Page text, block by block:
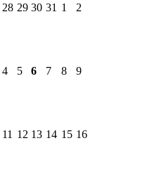
28 29 30 31 1 2
4 5 6 7 8 9
11 12 13 14 15 16